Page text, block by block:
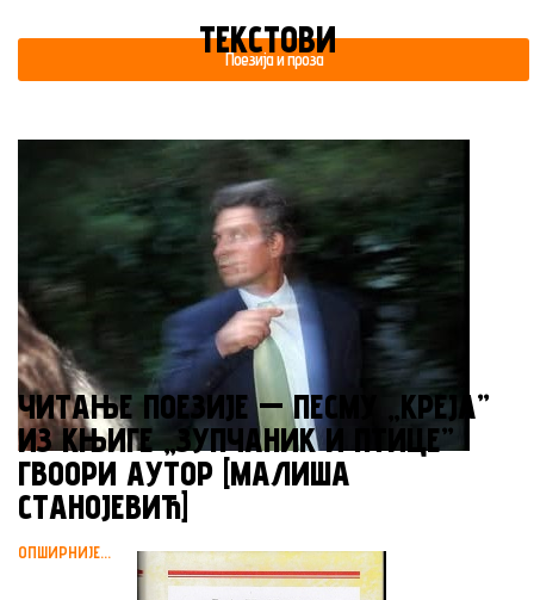
ТЕКСТОВИ
Поезија и проза
ЧИТАЊЕ ПОЕЗИЈЕ — ПЕСМУ „КРЕЈА”
ИЗ КЊИГЕ „ЗУПЧАНИК И ПТИЦЕ”
ГВООРИ АУТОР [МАЛИША
СТАНОЈЕВИЋ]
ОПШИРНИЈЕ...